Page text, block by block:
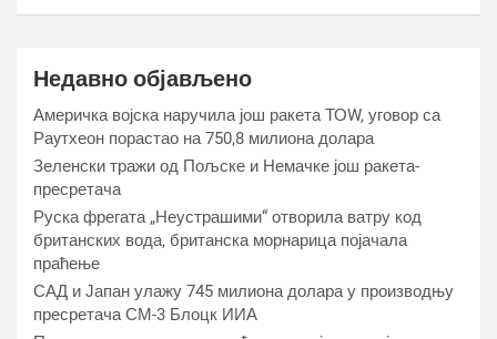
Недавно објављено
Америчка војска наручила још ракета ТОW, уговор са
Раyтхеон порастао на 750,8 милиона долара
Зеленски тражи од Пољске и Немачке још ракета-
пресретача
Руска фрегата „Неустрашими“ отворила ватру код
британских вода, британска морнарица појачала
праћење
САД и Јапан улажу 745 милиона долара у производњу
пресретача СМ-3 Блоцк ИИА